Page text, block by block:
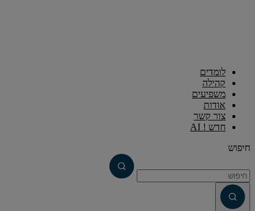
לומדים
קהילה
משפיעים
אודות
צור קשר
חדש ! AI
חיפוש